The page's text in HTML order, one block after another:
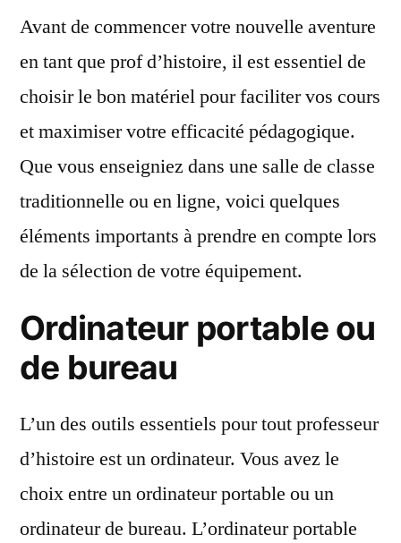
et
écologique
Avant de commencer votre nouvelle aventure
en tant que prof d’histoire, il est essentiel de
choisir le bon matériel pour faciliter vos cours
et maximiser votre efficacité pédagogique.
Que vous enseigniez dans une salle de classe
traditionnelle ou en ligne, voici quelques
éléments importants à prendre en compte lors
de la sélection de votre équipement.
Ordinateur portable ou
de bureau
L’un des outils essentiels pour tout professeur
d’histoire est un ordinateur. Vous avez le
choix entre un ordinateur portable ou un
ordinateur de bureau. L’ordinateur portable